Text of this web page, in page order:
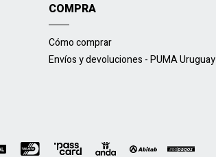
COMPRA
Cómo comprar
Envíos y devoluciones - PUMA Uruguay